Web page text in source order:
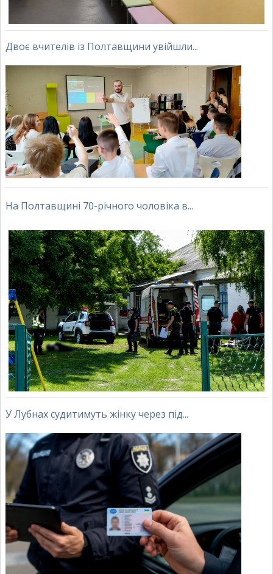
Двоє вчителів із Полтавщини увійшли...
На Полтавщині 70-річного чоловіка в...
У Лубнах судитимуть жінку через під...